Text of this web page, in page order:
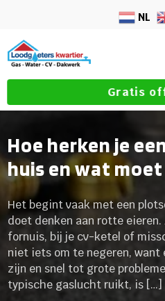
NL
Gratis
Hoe herken je
huis en wat
Het begint vaak met een
doet denken aan rotte
fornuis, bij je cv-ketel of
niet iets om te negeren, want
zijn en snel tot grote
typische gaslucht ruikt, is […]